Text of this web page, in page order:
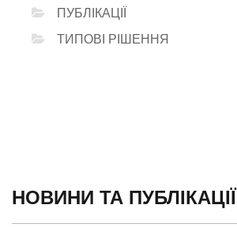
ПУБЛІКАЦІЇ
ТИПОВІ РІШЕННЯ
НОВИНИ ТА ПУБЛІКАЦІЇ